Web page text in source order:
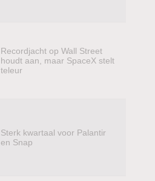
Recordjacht op Wall Street
houdt aan, maar SpaceX stelt
teleur
Sterk kwartaal voor Palantir
en Snap